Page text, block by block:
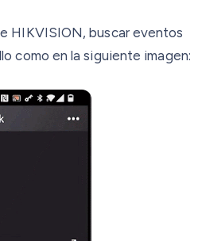
HIKVISION, buscar eventos
como en la siguiente imagen: